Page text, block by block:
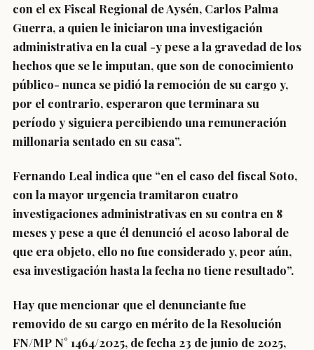
con el ex Fiscal Regional de Aysén, Carlos Palma
Guerra, a quien le iniciaron una investigación
administrativa en la cual -y pese a la gravedad de los
hechos que se le imputan, que son de conocimiento
público- nunca se pidió la remoción de su cargo y,
por el contrario, esperaron que terminara su
período y siguiera percibiendo una remuneración
millonaria sentado en su casa”.
Fernando Leal indica que “en el caso del fiscal Soto,
con la mayor urgencia tramitaron cuatro
investigaciones administrativas en su contra en 8
meses y pese a que él denunció el acoso laboral de
que era objeto, ello no fue considerado y, peor aún,
esa investigación hasta la fecha no tiene resultado”.
Hay que mencionar que el denunciante fue
removido de su cargo en mérito de la Resolución
FN/MP N° 1464/2025, de fecha 23 de junio de 2025,